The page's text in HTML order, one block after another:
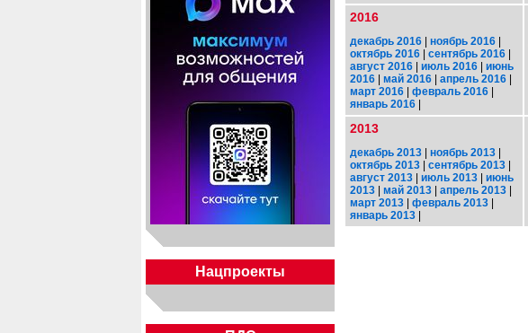
Нацпроекты
2016
декабрь 2016 | ноябрь 2016 |
октябрь 2016 | сентябрь 2016 |
август 2016 | июль 2016 | июнь
2016 | май 2016 | апрель 2016 |
март 2016 | февраль 2016 |
январь 2016 |
2013
декабрь 2013 | ноябрь 2013 |
октябрь 2013 | сентябрь 2013 |
август 2013 | июль 2013 | июнь
2013 | май 2013 | апрель 2013 |
март 2013 | февраль 2013 |
январь 2013 |